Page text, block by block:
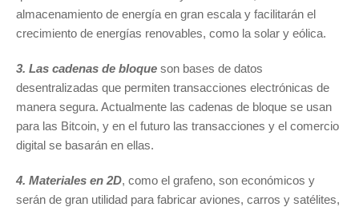
almacenamiento de energía en gran escala y facilitarán el
crecimiento de energías renovables, como la solar y eólica.
3. Las cadenas de bloque son bases de datos
desentralizadas que permiten transacciones electrónicas de
manera segura. Actualmente las cadenas de bloque se usan
para las Bitcoin, y en el futuro las transacciones y el comercio
digital se basarán en ellas.
4. Materiales en 2D, como el grafeno, son económicos y
serán de gran utilidad para fabricar aviones, carros y satélites,